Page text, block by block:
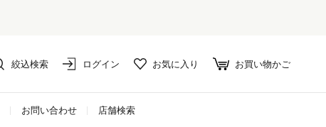
絞込検索 ログイン お気に入り お買い物かご
お問い合わせ 店舗検索